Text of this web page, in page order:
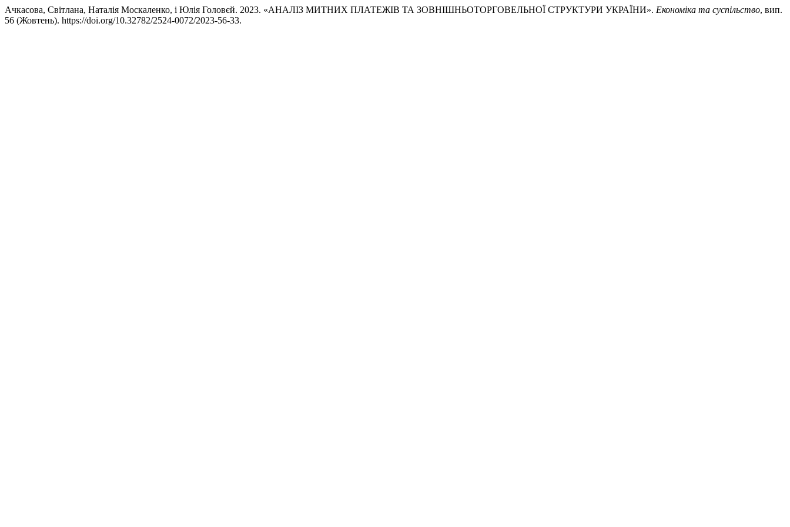
Ачкасова, Світлана, Наталія Москаленко, і Юлія Головєй. 2023. «АНАЛІЗ МИТНИХ ПЛАТЕЖІВ ТА ЗОВНІШНЬОТОРГОВЕЛЬНОЇ СТРУКТУРИ УКРАЇНИ». Економіка та суспільство, вип.
56 (Жовтень). https://doi.org/10.32782/2524-0072/2023-56-33.